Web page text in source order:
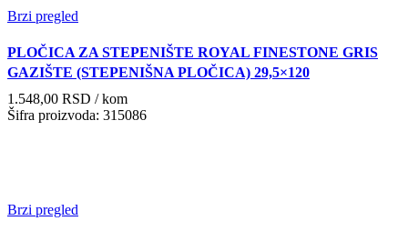
Brzi pregled
PLOČICA ZA STEPENIŠTE ROYAL FINESTONE GRIS
GAZIŠTE (STEPENIŠNA PLOČICA) 29,5×120
1.548,00 RSD / kom
Šifra proizvoda: 315086
Brzi pregled